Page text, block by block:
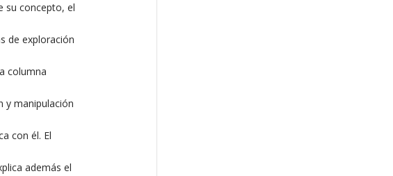
su concepto, el
de exploración
columna
y manipulación
con él. El
además el